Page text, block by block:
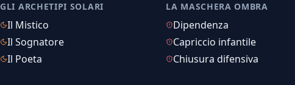
GLI ARCHETIPI SOLARI
Il Mistico
Il Sognatore
Il Poeta
LA MASCHERA OMBRA
Dipendenza
Capriccio infantile
Chiusura difensiva